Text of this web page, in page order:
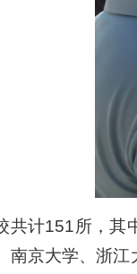
共计151所，其
南京大学、浙